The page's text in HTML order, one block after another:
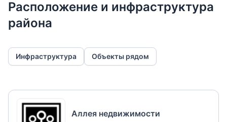
Расположение и инфраструктура
района
Инфраструктура Объекты рядом
Аллея недвижимости